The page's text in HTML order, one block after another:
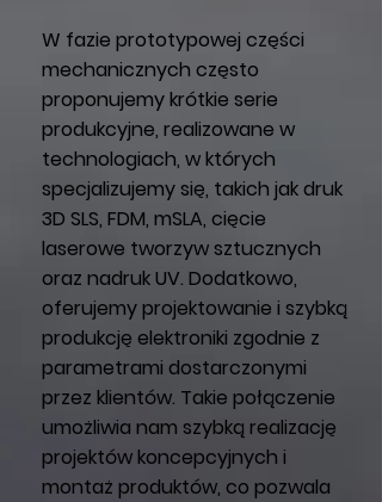
W fazie prototypowej części
mechanicznych często
proponujemy krótkie serie
produkcyjne, realizowane w
technologiach, w których
specjalizujemy się, takich jak druk
3D SLS, FDM, mSLA, cięcie
laserowe tworzyw sztucznych
oraz nadruk UV. Dodatkowo,
oferujemy projektowanie i szybką
produkcję elektroniki zgodnie z
parametrami dostarczonymi
przez klientów. Takie połączenie
umożliwia nam szybką realizację
projektów koncepcyjnych i
montaż produktów, co pozwala